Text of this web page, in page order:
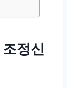
정신